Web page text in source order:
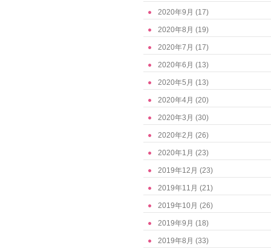
2020年9月 (17)
2020年8月 (19)
2020年7月 (17)
2020年6月 (13)
2020年5月 (13)
2020年4月 (20)
2020年3月 (30)
2020年2月 (26)
2020年1月 (23)
2019年12月 (23)
2019年11月 (21)
2019年10月 (26)
2019年9月 (18)
2019年8月 (33)